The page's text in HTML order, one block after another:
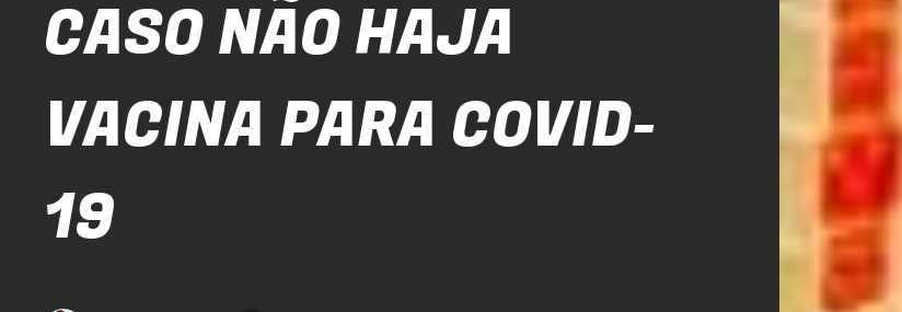
CASO NÃO HAJA
VACINA PARA COVID-
19